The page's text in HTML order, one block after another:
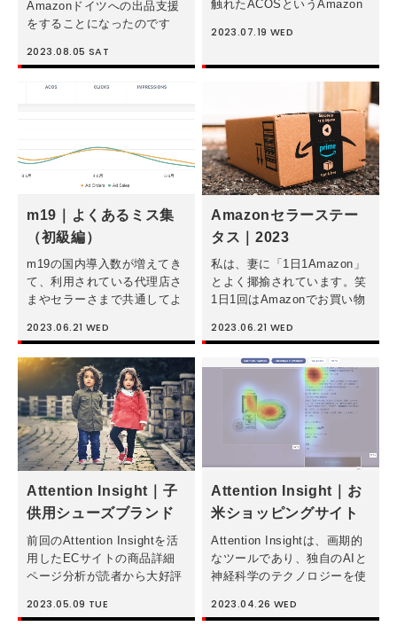
Amazonドイツへの出品支援
をすることになったのです
税）を収めるためのVAT登録
2023.08.05 SAT
触れたACOSというAmazon
の目標値をAmazonセラーや
2023.07.19 WED
m19｜よくあるミス集
（初級編）
m19の国内導入数が増えてき
て、利用されている代理店さ
まやセラーさまで共通してよ
ました。本ブログを通じて、
のみなさまや今後利用される
予定の方々とご共有すること
で回避し […]
2023.06.21 WED
Amazonセラーステー
タス｜2023
私は、妻に「1日1Amazon」
とよく揶揄されています。笑
1日1回はAmazonでお買い物
Amazonスポンサー広告を完
本に持ってきてからもうすぐ
2年になりますが、更 […]
2023.06.21 WED
Attention Insight｜子
供用シューズブランド
のAmazon商品詳細ペ
ージを競合分析！
前回のAttention Insightを活
用したECサイトの商品詳細
ページ分析が読者から大好評
測タグが設置できない
2023.05.09 TUE
Attention Insight｜お
米ショッピングサイト
を分析！
Attention Insightは、画期的
なツールであり、独自のAIと
神経科学のテクノロジーを使
イティブ分析を行うことがで
2023.04.26 WED